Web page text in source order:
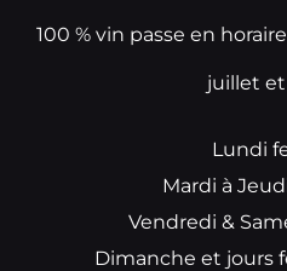
100 % vin passe en
juillet
Lundi
Mardi à
Vendredi &
Dimanche et jours